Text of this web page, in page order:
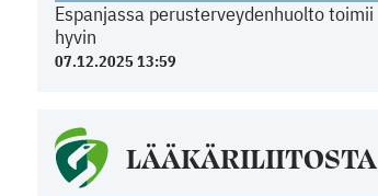
Espanjassa perusterveydenhuolto toimii
hyvin
07.12.2025 13:59
LÄÄKÄRILIITOSTA